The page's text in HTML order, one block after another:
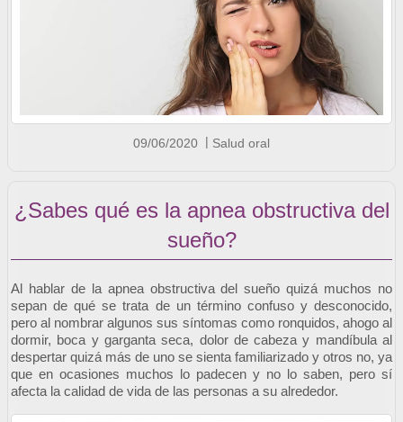
09/06/2020 Salud oral
¿Sabes qué es la apnea obstructiva del
sueño?
Al hablar de la apnea obstructiva del sueño quizá muchos no
sepan de qué se trata de un término confuso y desconocido,
pero al nombrar algunos sus síntomas como ronquidos, ahogo al
dormir, boca y garganta seca, dolor de cabeza y mandíbula al
despertar quizá más de uno se sienta familiarizado y otros no, ya
que en ocasiones muchos lo padecen y no lo saben, pero sí
afecta la calidad de vida de las personas a su alrededor.